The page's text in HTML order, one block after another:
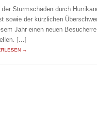
der Sturmschäden durch
sowie der kürzlichen
Jahr einen neuen
[…]
→